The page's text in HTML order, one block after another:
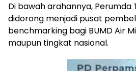
Di bawah arahannya, Perumda
didorong menjadi pusat
benchmarking bagi BUMD Air
maupun tingkat nasional.